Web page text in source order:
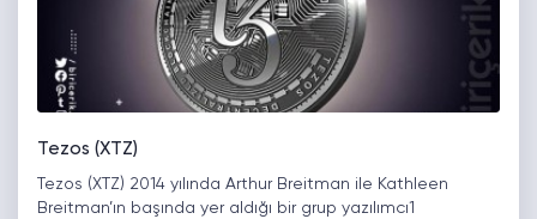
Tezos (XTZ)
Tezos (XTZ) 2014 yılında Arthur Breitman ile Kathleen
Breitman’ın başında yer aldığı bir grup yazılımcı1